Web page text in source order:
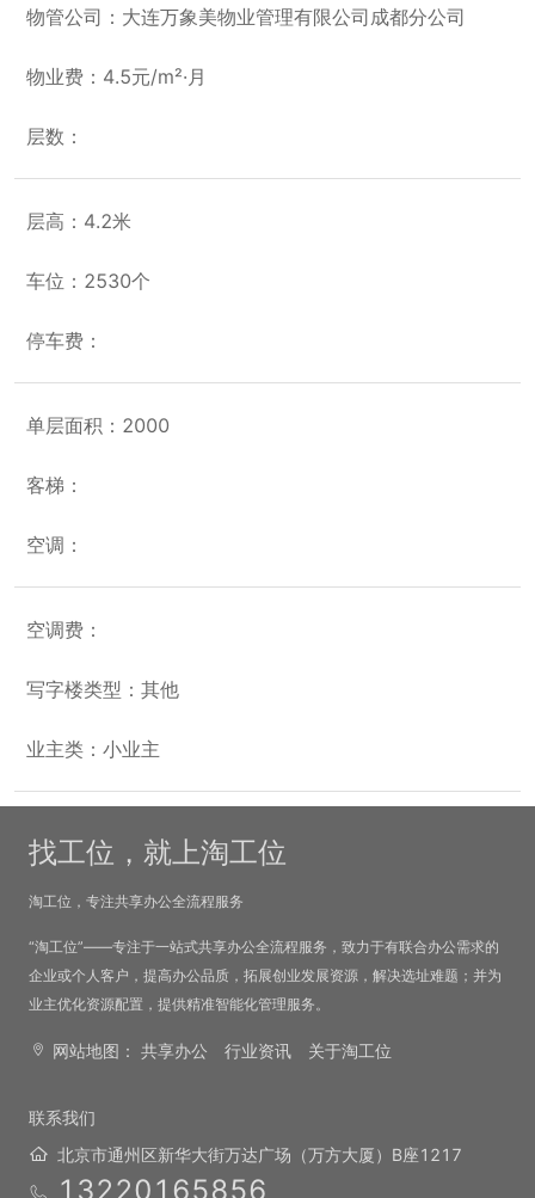
物管公司：大连万象美物业管理有限公司成都分公司
物业费：4.5元/m²·月
层数：
层高：4.2米
车位：2530个
停车费：
单层面积：2000
客梯：
空调：
空调费：
写字楼类型：其他
业主类：小业主
找工位，就上淘工位
淘工位，专注共享办公全流程服务
“淘工位”——专注于一站式共享办公全流程服务，致力于有联合办公需求的
企业或个人客户，提高办公品质，拓展创业发展资源，解决选址难题；并为
业主优化资源配置，提供精准智能化管理服务。
网站地图： 共享办公 行业资讯 关于淘工位
联系我们
北京市通州区新华大街万达广场（万方大厦）B座1217
13220165856